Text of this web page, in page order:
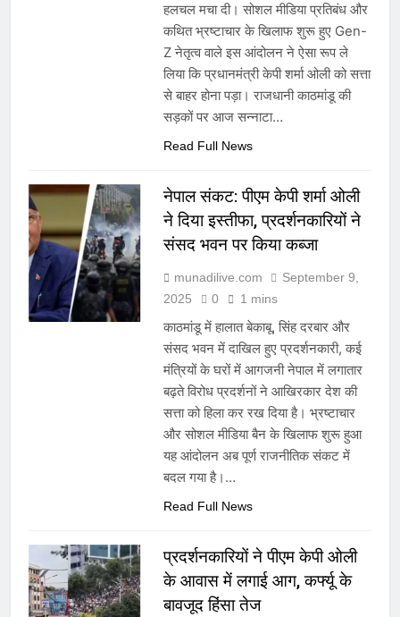
हलचल मचा दी। सोशल मीडिया प्रतिबंध और
कथित भ्रष्टाचार के खिलाफ शुरू हुए Gen-
Z नेतृत्व वाले इस आंदोलन ने ऐसा रूप ले
लिया कि प्रधानमंत्री केपी शर्मा ओली को सत्ता
से बाहर होना पड़ा। राजधानी काठमांडू की
सड़कों पर आज सन्नाटा…
Read Full News
नेपाल संकट: पीएम केपी शर्मा ओली
ने दिया इस्तीफा, प्रदर्शनकारियों ने
संसद भवन पर किया कब्जा
munadilive.com
September 9,
2025
0 1 mins
काठमांडू में हालात बेकाबू, सिंह दरबार और
संसद भवन में दाखिल हुए प्रदर्शनकारी, कई
मंत्रियों के घरों में आगजनी नेपाल में लगातार
बढ़ते विरोध प्रदर्शनों ने आखिरकार देश की
सत्ता को हिला कर रख दिया है। भ्रष्टाचार
और सोशल मीडिया बैन के खिलाफ शुरू हुआ
यह आंदोलन अब पूर्ण राजनीतिक संकट में
बदल गया है।…
Read Full News
प्रदर्शनकारियों ने पीएम केपी ओली
के आवास में लगाई आग, कर्फ्यू के
बावजूद हिंसा तेज